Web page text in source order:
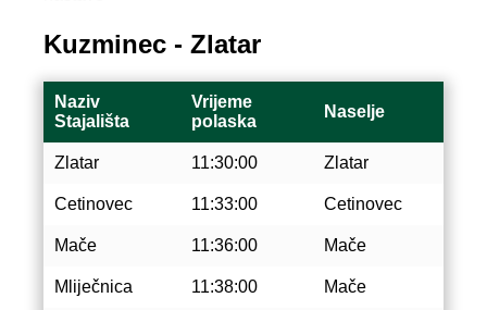
Kuzminec - Zlatar
Naziv
Stajališta
Vrijeme
polaska
Naselje
Zlatar 11:30:00 Zlatar
Cetinovec 11:33:00 Cetinovec
Mače 11:36:00 Mače
Mliječnica 11:38:00 Mače